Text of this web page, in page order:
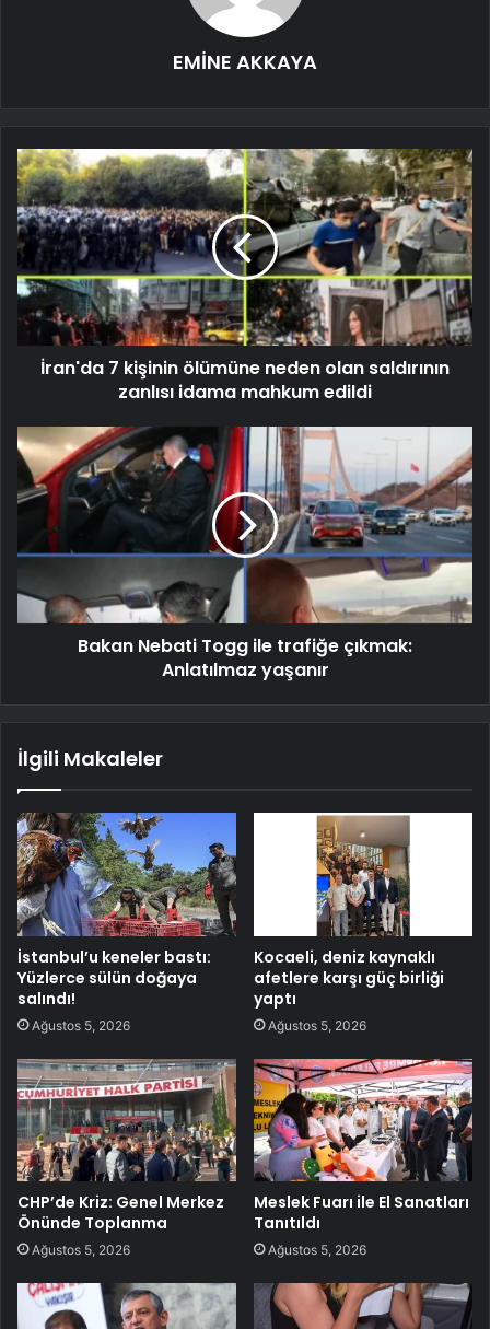
EMİNE AKKAYA
İran'da 7 kişinin ölümüne neden olan saldırının
zanlısı idama mahkum edildi
Bakan Nebati Togg ile trafiğe çıkmak:
Anlatılmaz yaşanır
İlgili Makaleler
İstanbul’u keneler bastı:
Yüzlerce sülün doğaya
salındı!
Ağustos 5, 2026
Kocaeli, deniz kaynaklı
afetlere karşı güç birliği
yaptı
Ağustos 5, 2026
CHP’de Kriz: Genel Merkez
Önünde Toplanma
Ağustos 5, 2026
Meslek Fuarı ile El Sanatları
Tanıtıldı
Ağustos 5, 2026